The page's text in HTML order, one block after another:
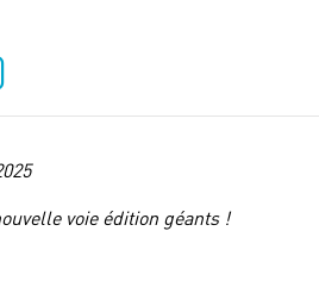
voie édition géants !